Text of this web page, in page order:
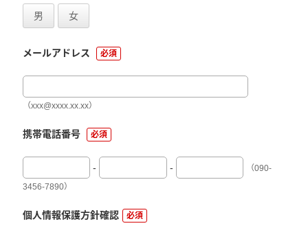
男 女
メールアドレス 必須
（xxx@xxxx.xx.xx）
携帯電話番号 必須
- -
（090-
3456-7890）
個人情報保護方針確認 必須